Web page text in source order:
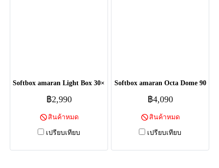
Softbox amaran Light Box 30×120
฿2,990
สินค้าหมด
เปรียบเทียบ
Softbox amaran Octa Dome 90
฿4,090
สินค้าหมด
เปรียบเทียบ